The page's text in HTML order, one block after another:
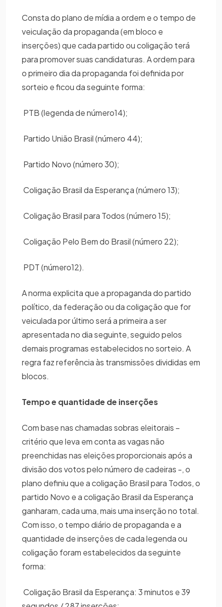
Consta do plano de mídia a ordem e o tempo de
veiculação da propaganda (em bloco e
inserções) que cada partido ou coligação terá
para promover suas candidaturas. A ordem para
o primeiro dia da propaganda foi definida por
sorteio e ficou da seguinte forma:
PTB (legenda de número14);
Partido União Brasil (número 44);
Partido Novo (número 30);
Coligação Brasil da Esperança (número 13);
Coligação Brasil para Todos (número 15);
Coligação Pelo Bem do Brasil (número 22);
PDT (número12).
A norma explicita que a propaganda do partido
político, da federação ou da coligação que for
veiculada por último será a primeira a ser
apresentada no dia seguinte, seguido pelos
demais programas estabelecidos no sorteio. A
regra faz referência às transmissões divididas em
blocos.
Tempo e quantidade de inserções
Com base nas chamadas sobras eleitorais –
critério que leva em conta as vagas não
preenchidas nas eleições proporcionais após a
divisão dos votos pelo número de cadeiras -, o
plano definiu que a coligação Brasil para Todos, o
partido Novo e a coligação Brasil da Esperança
ganharam, cada uma, mais uma inserção no total.
Com isso, o tempo diário de propaganda e a
quantidade de inserções de cada legenda ou
coligação foram estabelecidos da seguinte
forma:
Coligação Brasil da Esperança: 3 minutos e 39